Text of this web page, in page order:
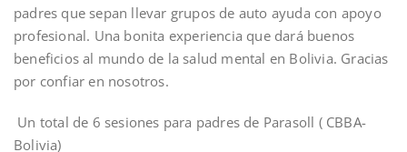
padres que sepan llevar grupos de auto ayuda con apoyo
profesional. Una bonita experiencia que dará buenos
beneficios al mundo de la salud mental en Bolivia. Gracias
por confiar en nosotros.
Un total de 6 sesiones para padres de Parasoll ( CBBA-
Bolivia)